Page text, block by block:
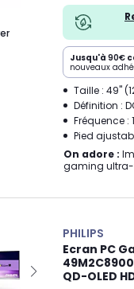
Jusqu'à 90€
nouveaux
Taille : 49"
Définition :
Fréquence :
Pied
On adore :
gaming
PHILIPS
Ecran PC
QD-OLED